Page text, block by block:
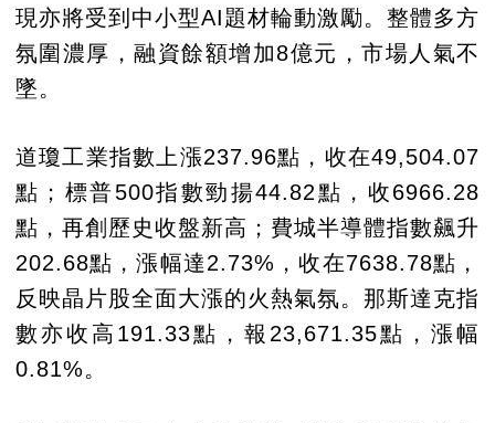
現亦將受到中小型AI題材輪動激勵。整體多方
氛圍濃厚，融資餘額增加8億元，市場人氣不
墜。
道瓊工業指數上漲237.96點，收在49,504.07
點；標普500指數勁揚44.82點，收6966.28
點，再創歷史收盤新高；費城半導體指數飆升
202.68點，漲幅達2.73%，收在7638.78點，
反映晶片股全面大漲的火熱氣氛。那斯達克指
數亦收高191.33點，報23,671.35點，漲幅
0.81%。